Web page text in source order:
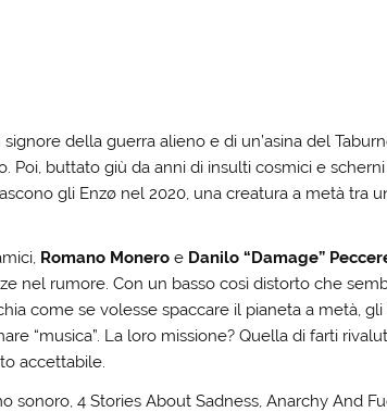
della guerra alieno e di un’asina del
Poi, buttato giù da anni di insulti cosmici e
gli Enzø nel 2020, una creatura a metà tra
Romano Monero e Danilo “Damage”
nel rumore. Con un basso così distorto che
come se volesse spaccare il pianeta a metà, gli
“musica”. La loro missione? Quella di farti
accettabile.
sonoro, 4 Stories About Sadness, Anarchy And